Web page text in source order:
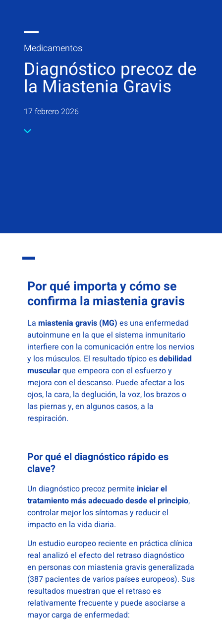
Medicamentos
Diagnóstico precoz de
la Miastenia Gravis
17 febrero 2026
Por qué importa y cómo se
confirma la miastenia gravis
La miastenia gravis (MG) es una enfermedad
autoinmune en la que el sistema inmunitario
interfiere con la comunicación entre los nervios
y los músculos. El resultado típico esdebilidad
muscularque empeora con el esfuerzo y
mejora con el descanso. Puede afectar a los
ojos, la cara, la deglución, la voz, los brazos o
las piernas y, en algunos casos, a la
respiración.
Por qué el diagnóstico rápido es
clave?
Un diagnóstico precoz permite iniciar el
tratamiento más adecuado desde el principio,
controlar mejor los síntomas y reducir el
impacto en la vida diaria.
Un estudio europeo reciente en práctica clínica
real analizó el efecto del retraso diagnóstico
en personas con miastenia gravis generalizada
(387 pacientes de varios países europeos). Sus
resultados muestran que el retraso es
relativamente frecuente y puede asociarse a
mayor carga de enfermedad: